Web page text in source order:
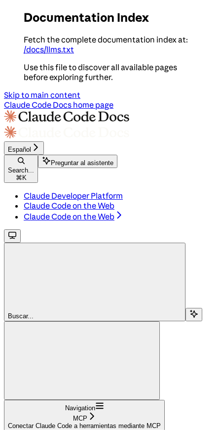
Documentation Index
Fetch the complete documentation index at:
/docs/llms.txt
Use this file to discover all available pages
before exploring further.
Skip to main content
Claude Code Docs home page
Español
Search...
⌘ K
Preguntar al asistente
Claude Developer Platform
Claude Code on the Web
Claude Code on the Web
Buscar...
Navigation
MCP
Conectar Claude Code a herramientas mediante MCP